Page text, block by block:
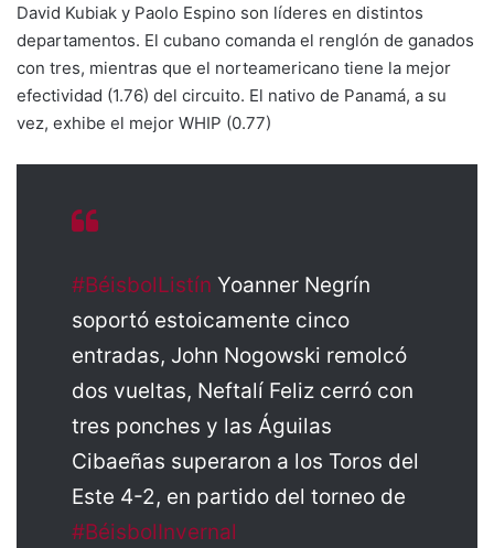
David Kubiak y Paolo Espino son líderes en distintos
departamentos. El cubano comanda el renglón de ganados
con tres, mientras que el norteamericano tiene la mejor
efectividad (1.76) del circuito. El nativo de Panamá, a su
vez, exhibe el mejor WHIP (0.77)
#BéisbolListín Yoanner Negrín
soportó estoicamente cinco
entradas, John Nogowski remolcó
dos vueltas, Neftalí Feliz cerró con
tres ponches y las Águilas
Cibaeñas superaron a los Toros del
Este 4-2, en partido del torneo de
#BéisbolInvernal